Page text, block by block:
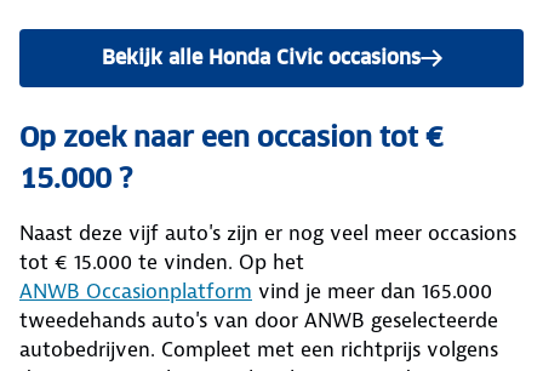
Bekijk alle Honda Civic occasions
Op zoek naar een occasion tot €
15.000 ?
Naast deze vijf auto's zijn er nog veel meer occasions
tot € 15.000 te vinden. Op het
ANWB Occasionplatform vind je meer dan 165.000
tweedehands auto's van door ANWB geselecteerde
autobedrijven. Compleet met een richtprijs volgens